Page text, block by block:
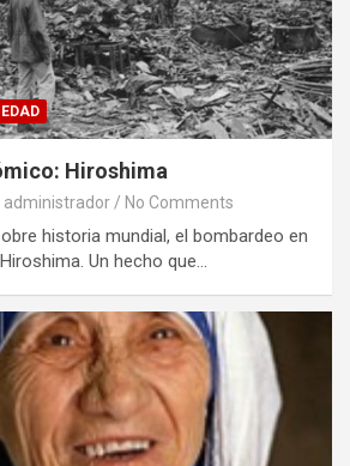
Hiroshima
administrador No Comments
historia mundial, el bombardeo en
Un hecho que…